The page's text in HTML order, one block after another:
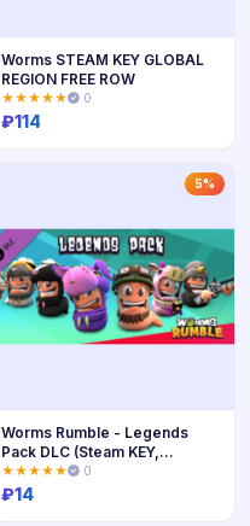
Worms STEAM KEY GLOBAL
REGION FREE ROW
★★★★★ 0
₽114
5%
Worms Rumble - Legends
Pack DLC (Steam KEY,
RU+СНГ)
★★★★★ 0
₽14